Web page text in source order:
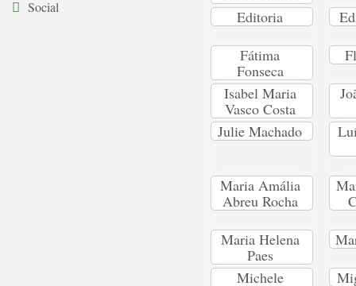
Social
Editoria
Fátima
Fonseca
Isabel Maria
Vasco Costa
Julie Machado
Maria Amália
Abreu Rocha
Maria Helena
Paes
Michele